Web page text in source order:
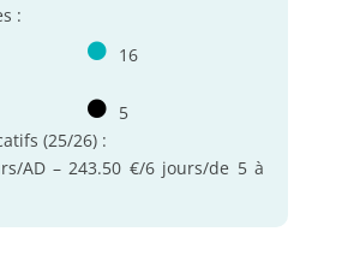
:
16
5
(25/26) :
AD – 243.50 €/6 jours/de 5 à